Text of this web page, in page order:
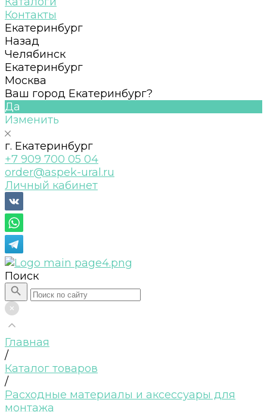
Контакты
Екатеринбург
Назад
Челябинск
Екатеринбург
Москва
Ваш город Екатеринбург?
Да
Изменить
г. Екатеринбург
+7 909 700 05 04
order@aspek-ural.ru
Личный кабинет
Поиск
Главная
/
Каталог товаров
/
Расходные материалы и аксессуары для
монтажа